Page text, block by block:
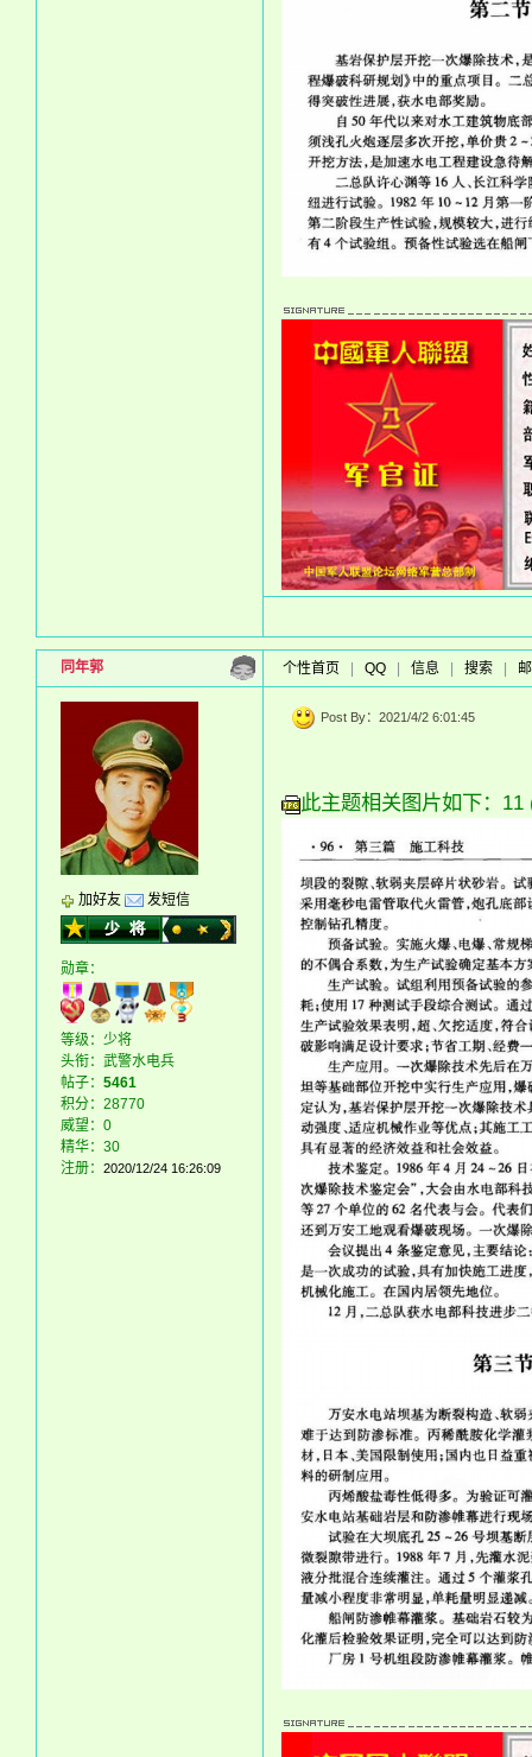
同年郭 个性首页 QQ 信息 搜索
加好友 发短信
勋章：
等级：少将
头衔：武警水电兵
帖子： 5461
积分：28770
威望：0
精华：30
注册：
2020/12/24 16:26:09
Post By：2021/4/2 6:01:45
此主题相关图片如下：11